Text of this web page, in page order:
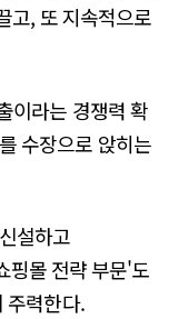
고, 또 지속적으로
이라는 경쟁력 확
수장으로 앉히는
설하고
몰 전략 부문'도
주력한다.